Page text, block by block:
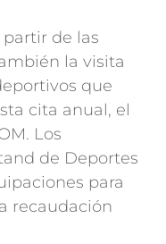
de las
la visita
que
cita anual, el
Los
de Deportes
para
recaudación